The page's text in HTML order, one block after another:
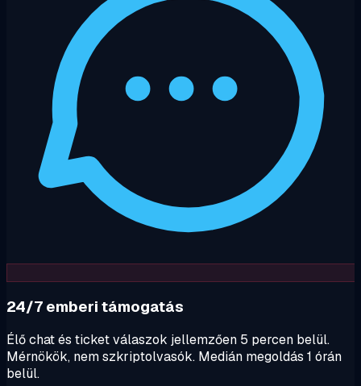
24/7 emberi támogatás
Élő chat és ticket válaszok jellemzően 5 percen belül.
Mérnökök, nem szkriptolvasók. Medián megoldás 1 órán
belül.